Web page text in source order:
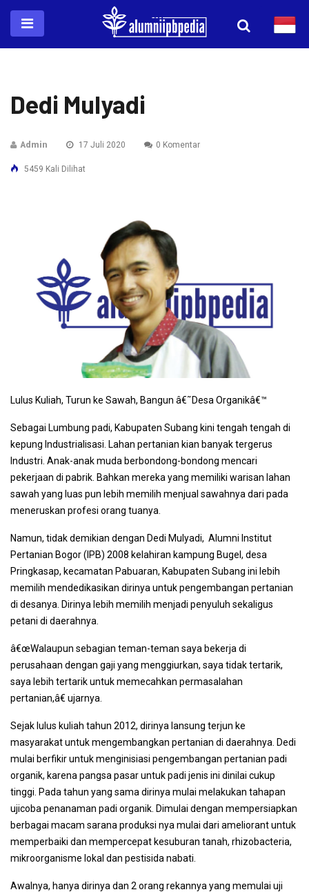
Dedi Mulyadi
Admin 17 Juli 2020 0 Komentar
5459 Kali Dilihat
Lulus Kuliah, Turun ke Sawah, Bangun â€˜Desa Organikâ€™
Sebagai Lumbung padi, Kabupaten Subang kini tengah tengah di
kepung Industrialisasi. Lahan pertanian kian banyak tergerus
Industri. Anak-anak muda berbondong-bondong mencari
pekerjaan di pabrik. Bahkan mereka yang memiliki warisan lahan
sawah yang luas pun lebih memilih menjual sawahnya dari pada
meneruskan profesi orang tuanya.
Namun, tidak demikian dengan Dedi Mulyadi, Alumni Institut
Pertanian Bogor (IPB) 2008 kelahiran kampung Bugel, desa
Pringkasap, kecamatan Pabuaran, Kabupaten Subang ini lebih
memilih mendedikasikan dirinya untuk pengembangan pertanian
di desanya. Dirinya lebih memilih menjadi penyuluh sekaligus
petani di daerahnya.
â€œWalaupun sebagian teman-teman saya bekerja di
perusahaan dengan gaji yang menggiurkan, saya tidak tertarik,
saya lebih tertarik untuk memecahkan permasalahan
pertanian,â€ ujarnya.
Sejak lulus kuliah tahun 2012, dirinya lansung terjun ke
masyarakat untuk mengembangkan pertanian di daerahnya. Dedi
mulai berfikir untuk menginisiasi pengembangan pertanian padi
organik, karena pangsa pasar untuk padi jenis ini dinilai cukup
tinggi. Pada tahun yang sama dirinya mulai melakukan tahapan
ujicoba penanaman padi organik. Dimulai dengan mempersiapkan
berbagai macam sarana produksi nya mulai dari ameliorant untuk
memperbaiki dan mempercepat kesuburan tanah, rhizobacteria,
mikroorganisme lokal dan pestisida nabati.
Awalnya, hanya dirinya dan 2 orang rekannya yang memulai uji